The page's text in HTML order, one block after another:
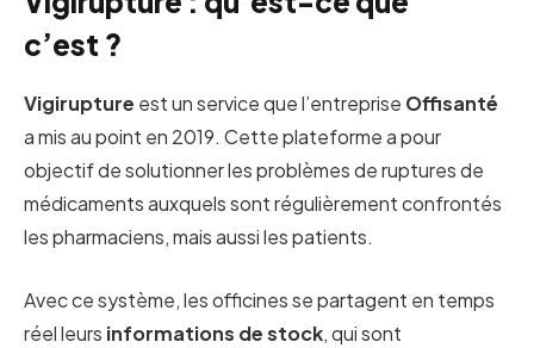
c’est ?
Vigirupture est un service que l’entreprise Offisanté
a mis au point en 2019. Cette plateforme a pour
objectif de solutionner les problèmes de ruptures de
médicaments auxquels sont régulièrement confrontés
les pharmaciens, mais aussi les patients.
Avec ce système, les officines se partagent en temps
réel leurs informations de stock, qui sont